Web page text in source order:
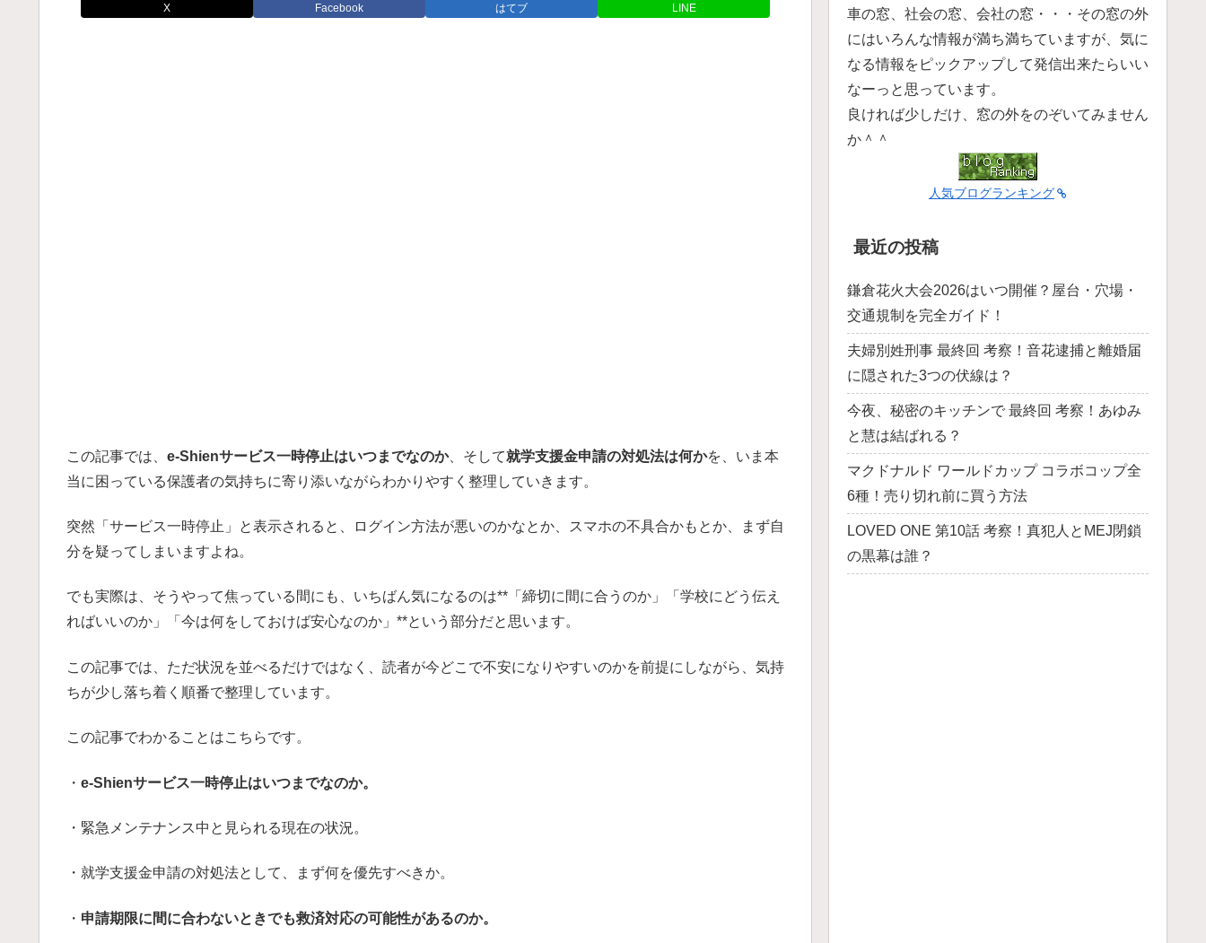
X Facebook はてブ LINE
この記事では、 e-Shienサービス一時停止はいつまでなのか、そして就学支援金申請の対処法は何かを、いま本
当に困っている保護者の気持ちに寄り添いながらわかりやすく整理していきます。
突然「サービス一時停止」と表示されると、ログイン方法が悪いのかなとか、スマホの不具合かもとか、まず自
分を疑ってしまいますよね。
でも実際は、そうやって焦っている間にも、いちばん気になるのは**「締切に間に合うのか」「学校にどう伝え
ればいいのか」「今は何をしておけば安心なのか」**という部分だと思います。
この記事では、ただ状況を並べるだけではなく、読者が今どこで不安になりやすいのかを前提にしながら、気持
ちが少し落ち着く順番で整理しています。
この記事でわかることはこちらです。
・ e-Shienサービス一時停止はいつまでなのか。
・緊急メンテナンス中と見られる現在の状況。
・就学支援金申請の対処法として、まず何を優先すべきか。
・ 申請期限に間に合わないときでも救済対応の可能性があるのか。
車の窓、社会の窓、会社の窓・・・その窓の外
にはいろんな情報が満ち満ちていますが、気に
なる情報をピックアップして発信出来たらいい
なーっと思っています。
良ければ少しだけ、窓の外をのぞいてみません
か＾＾
人気ブログランキング
最近の投稿
鎌倉花火大会2026はいつ開催？屋台・穴場・
交通規制を完全ガイド！
夫婦別姓刑事 最終回 考察！音花逮捕と離婚届
に隠された3つの伏線は？
今夜、秘密のキッチンで 最終回 考察！あゆみ
と慧は結ばれる？
マクドナルド ワールドカップ コラボコップ全
6種！売り切れ前に買う方法
LOVED ONE 第10話 考察！真犯人とMEJ閉鎖
の黒幕は誰？